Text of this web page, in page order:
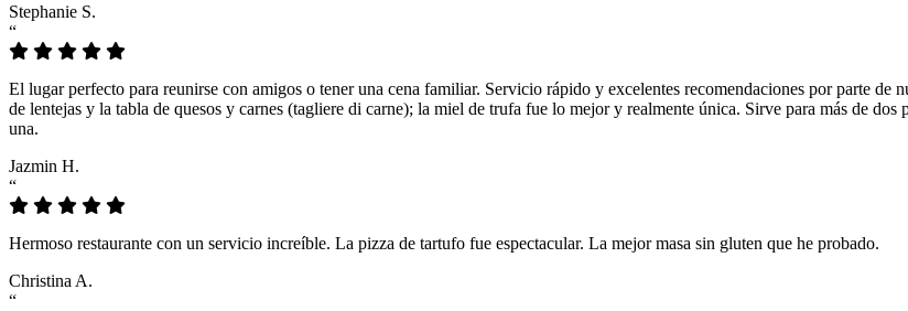
Stephanie S.
“
El lugar perfecto para reunirse con amigos o tener una cena familiar. Servicio rápido y excelentes recomendaciones por parte de
de lentejas y la tabla de quesos y carnes (tagliere di carne); la miel de trufa fue lo mejor y realmente única. Sirve para más de dos
una.
Jazmin H.
“
Hermoso restaurante con un servicio increíble. La pizza de tartufo fue espectacular. La mejor masa sin gluten que he probado.
Christina A.
“